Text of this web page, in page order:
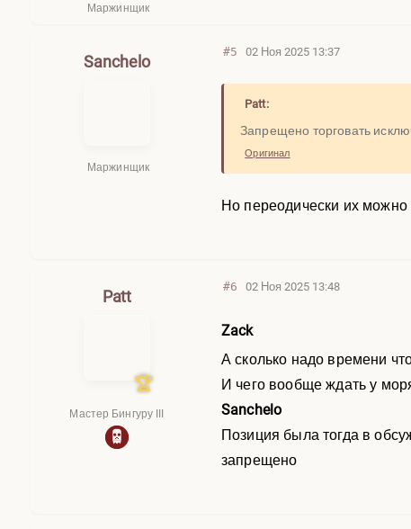
QUANT
Маржинщик
Sanchelo
Маржинщик
#5 02 Ноя 2025 13:37
Patt:
Запрещено торговать
Оригинал
Но переодически их
Patt
Мастер Бингуру III
#6 02 Ноя 2025 13:48
Zack
А сколько надо времени
И чего вообще ждать у
Sanchelo
Позиция была тогда в
запрещено